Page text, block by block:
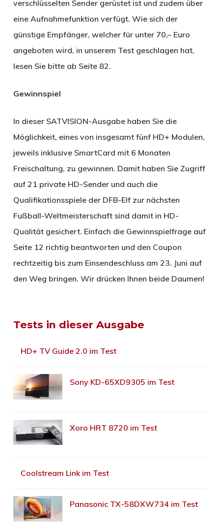
verschlüsselten Sender gerüstet ist und zudem über
eine Aufnahmefunktion verfügt. Wie sich der
günstige Empfänger, welcher für unter 70,– Euro
angeboten wird, in unserem Test geschlagen hat,
lesen Sie bitte ab Seite 82.
Gewinnspiel
In dieser SATVISION-Ausgabe haben Sie die
Möglichkeit, eines von insgesamt fünf HD+ Modulen,
jeweils inklusive SmartCard mit 6 Monaten
Freischaltung, zu gewinnen. Damit haben Sie Zugriff
auf 21 private HD-Sender und auch die
Qualifikationsspiele der DFB-Elf zur nächsten
Fußball-Weltmeisterschaft sind damit in HD-
Qualität gesichert. Einfach die Gewinnspielfrage auf
Seite 12 richtig beantworten und den Coupon
rechtzeitig bis zum Einsendeschluss am 23. Juni auf
den Weg bringen. Wir drücken Ihnen beide Daumen!
Tests in dieser Ausgabe
HD+ TV Guide 2.0 im Test
Sony KD-65XD9305 im Test
Xoro HRT 8720 im Test
Coolstream Link im Test
Panasonic TX-58DXW734 im Test